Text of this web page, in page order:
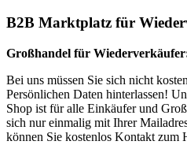
B2B Marktplatz für
Großhandel für
Bei uns müssen Sie sich nicht
Persönlichen Daten hinterlassen!
Shop ist für alle Einkäufer und
sich nur einmalig mit Ihrer
können Sie kostenlos Kontakt zum